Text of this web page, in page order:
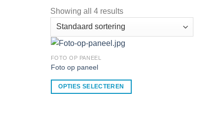
Showing all 4 results
FOTO OP PANEEL
Foto op paneel
OPTIES SELECTEREN